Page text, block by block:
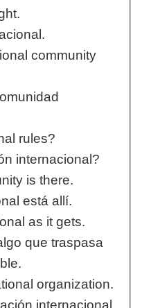
community
rules?
internacional?
is there.
está allí.
as it gets.
que traspasa
organization.
internacional.